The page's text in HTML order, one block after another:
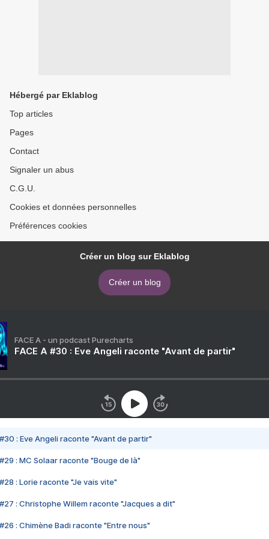
Hébergé par Eklablog
Top articles
Pages
Contact
Signaler un abus
C.G.U.
Cookies et données personnelles
Préférences cookies
Créer un blog sur Eklablog
Créer un blog
FACE A - un podcast Purecharts
FACE A #30 : Eve Angeli raconte "Avant de partir"
#30 : Eve Angeli raconte "Avant de partir"
#29 : MC Solaar raconte "Bouge de là"
#28 : Lorie raconte "Je vais vite"
#27 : Christophe Willem raconte "Jacques a dit"
#26 : Chimène Badi raconte "Entre nous"